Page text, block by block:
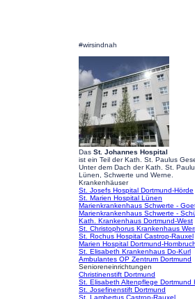
#wirsindnah
Das St. Johannes Hospital
ist ein Teil der Kath. St. Paulus
Unter dem Dach der Kath. St.
Lünen, Schwerte und Werne.
Krankenhäuser
St. Josefs Hospital Dortmund-Hörde
St. Marien Hospital Lünen
Marienkrankenhaus Schwerte -
Marienkrankenhaus Schwerte -
Kath. Krankenhaus Dortmund-West
St. Christophorus Krankenhaus
St. Rochus Hospital Castrop-Rauxel
Marien Hospital Dortmund-Hombruch
St. Elisabeth Krankenhaus Do-Kurl
Ambulantes OP Zentrum Dortmund
Senioreneinrichtungen
Christinenstift Dortmund
St. Elisabeth Altenpflege Dortmund
St. Josefinenstift Dortmund